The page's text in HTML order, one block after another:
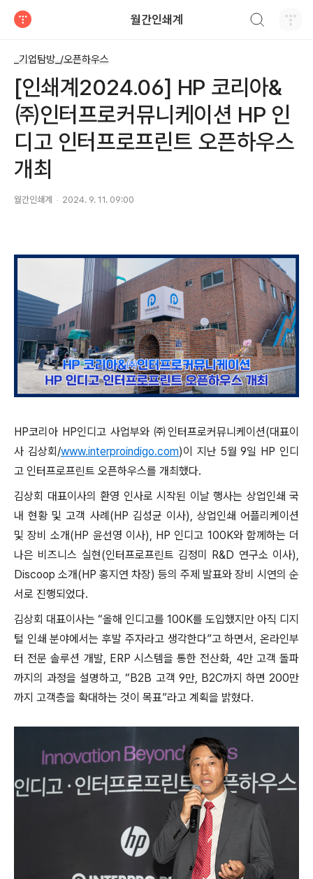
월간인쇄계
_기업탐방_/오픈하우스
[인쇄계2024.06] HP 코리아&
㈜인터프로커뮤니케이션 HP 인
디고 인터프로프린트 오픈하우스
개최
월간인쇄계 2024. 9. 11. 09:00
HP코리아 HP인디고 사업부와 ㈜인터프로커뮤니케이션(대표이
사 김상회/www.interproindigo.com)이 지난 5월 9일 HP 인디
고 인터프로프린트 오픈하우스를 개최했다.
김상회 대표이사의 환영 인사로 시작된 이날 행사는 상업인쇄 국
내 현황 및 고객 사례(HP 김성균 이사), 상업인쇄 어플리케이션
및 장비 소개(HP 윤선영 이사), HP 인디고 100K와 함께하는 더
나은 비즈니스 실현(인터프로프린트 김정미 R&D 연구소 이사),
Discoop 소개(HP 홍지연 차장) 등의 주제 발표와 장비 시연의 순
서로 진행되었다.
김상회 대표이사는 “올해 인디고를 100K를 도입했지만 아직 디지
털 인쇄 분야에서는 후발 주자라고 생각한다”고 하면서, 온라인부
터 전문 솔루션 개발, ERP 시스템을 통한 전산화, 4만 고객 돌파
까지의 과정을 설명하고, “B2B 고객 9만, B2C까지 하면 200만
까지 고객층을 확대하는 것이 목표”라고 계획을 밝혔다.